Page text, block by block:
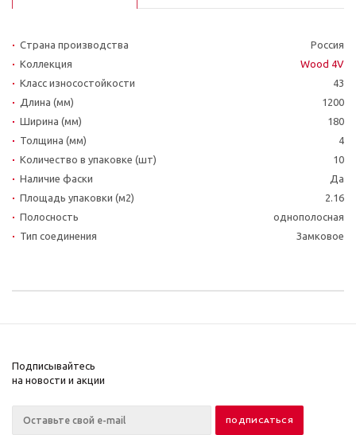
Страна производства
Россия
Коллекция
Wood 4V
Класс износостойкости
43
Длина (мм)
1200
Ширина (мм)
180
Толщина (мм)
4
Количество в упаковке (шт)
10
Наличие фаски
Да
Площадь упаковки (м2)
2.16
Полосность
однополосная
Тип соединения
Замковое
Подписывайтесь
на новости и акции